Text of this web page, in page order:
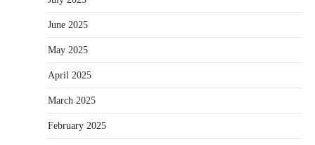
June 2025
May 2025
April 2025
March 2025
February 2025